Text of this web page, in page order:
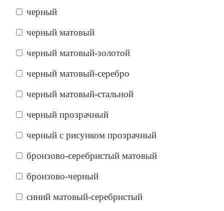
черный
черный матовый
черный матовый-золотой
черный матовый-серебро
черный матовый-стальной
черный прозрачный
черный с рисунком прозрачный
бронзово-серебристый матовый
бронзово-черный
синий матовый-серебристый